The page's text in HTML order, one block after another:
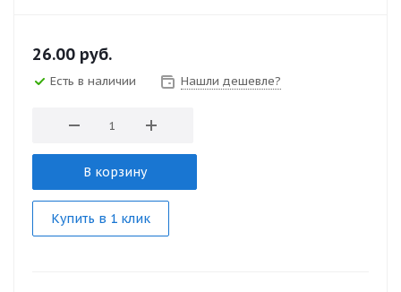
26.00 руб.
Есть в наличии Нашли дешевле?
В корзину
Купить в 1 клик